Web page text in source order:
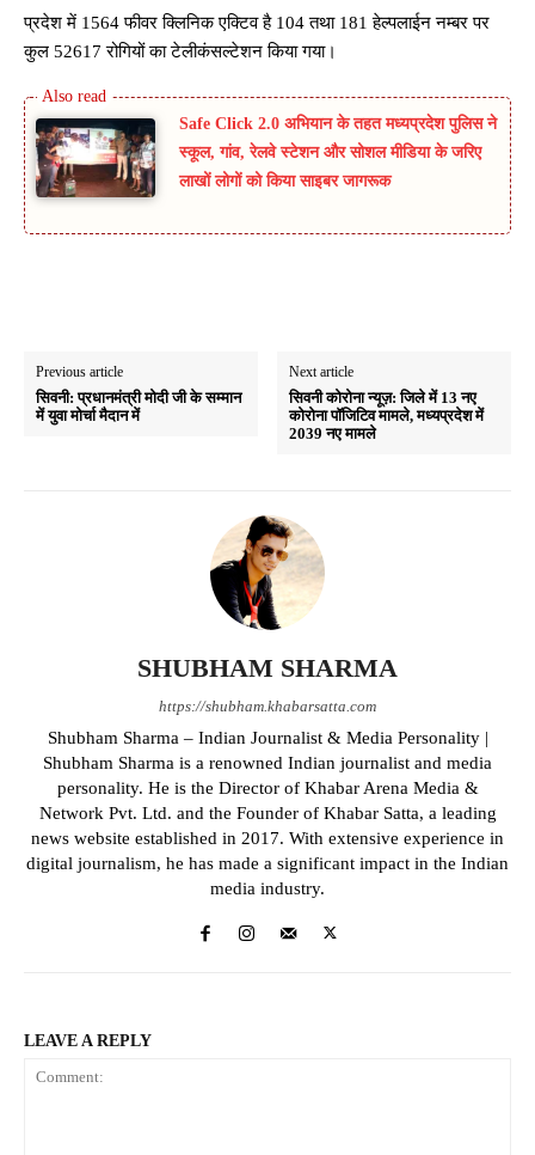
प्रदेश में 1564 फीवर क्लिनिक एक्टिव है 104 तथा 181 हेल्पलाईन नम्बर पर
कुल 52617 रोगियों का टेलीकंसल्टेशन किया गया।
Safe Click 2.0 अभियान के तहत मध्यप्रदेश पुलिस ने
स्कूल, गांव, रेलवे स्टेशन और सोशल मीडिया के जरिए
लाखों लोगों को किया साइबर जागरूक
Previous article
सिवनी: प्रधानमंत्री मोदी जी के सम्मान
में युवा मोर्चा मैदान में
Next article
सिवनी कोरोना न्यूज़: जिले में 13 नए
कोरोना पॉजिटिव मामले, मध्यप्रदेश में
2039 नए मामले
SHUBHAM SHARMA
https://shubham.khabarsatta.com
Shubham Sharma – Indian Journalist & Media Personality |
Shubham Sharma is a renowned Indian journalist and media
personality. He is the Director of Khabar Arena Media &
Network Pvt. Ltd. and the Founder of Khabar Satta, a leading
news website established in 2017. With extensive experience in
digital journalism, he has made a significant impact in the Indian
media industry.
LEAVE A REPLY